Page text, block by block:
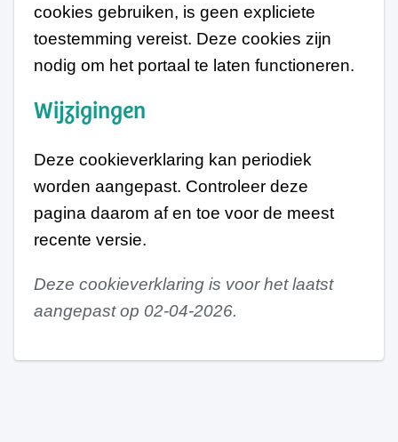
cookies gebruiken, is geen expliciete
toestemming vereist. Deze cookies zijn
nodig om het portaal te laten functioneren.
Wijzigingen
Deze cookieverklaring kan periodiek
worden aangepast. Controleer deze
pagina daarom af en toe voor de meest
recente versie.
Deze cookieverklaring is voor het laatst
aangepast op 02-04-2026.